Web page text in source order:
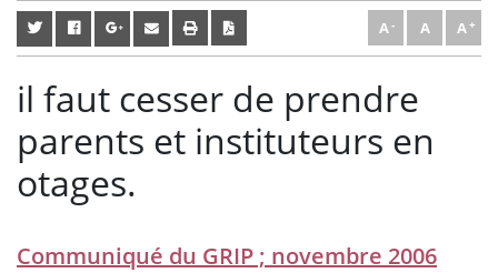
A A A
il faut cesser de prendre
parents et instituteurs en
otages.
Communiqué du GRIP ; novembre 2006